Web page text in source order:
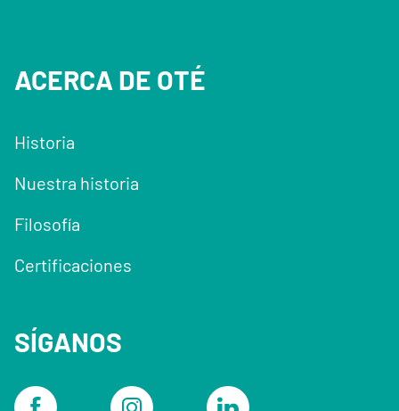
ACERCA DE OTÉ
Historia
Nuestra historia
Filosofía
Certificaciones
SÍGANOS